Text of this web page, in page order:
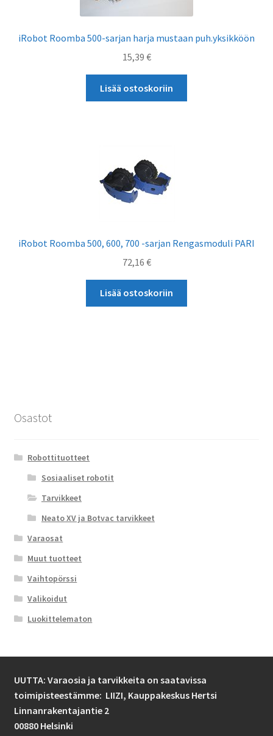
iRobot Roomba 500-sarjan harja mustaan puh.yksikköön
15,39 €
Lisää ostoskoriin
iRobot Roomba 500, 600, 700 -sarjan Rengasmoduli PARI
72,16 €
Lisää ostoskoriin
Osastot
Robottituotteet
Sosiaaliset robotit
Tarvikkeet
Neato XV ja Botvac tarvikkeet
Varaosat
Muut tuotteet
Vaihtopörssi
Valikoidut
Luokittelematon
UUTTA: Varaosia ja tarvikkeita on saatavissa
toimipisteestämme: LIIZI, Kauppakeskus Hertsi
Linnanrakentajantie 2
00880 Helsinki